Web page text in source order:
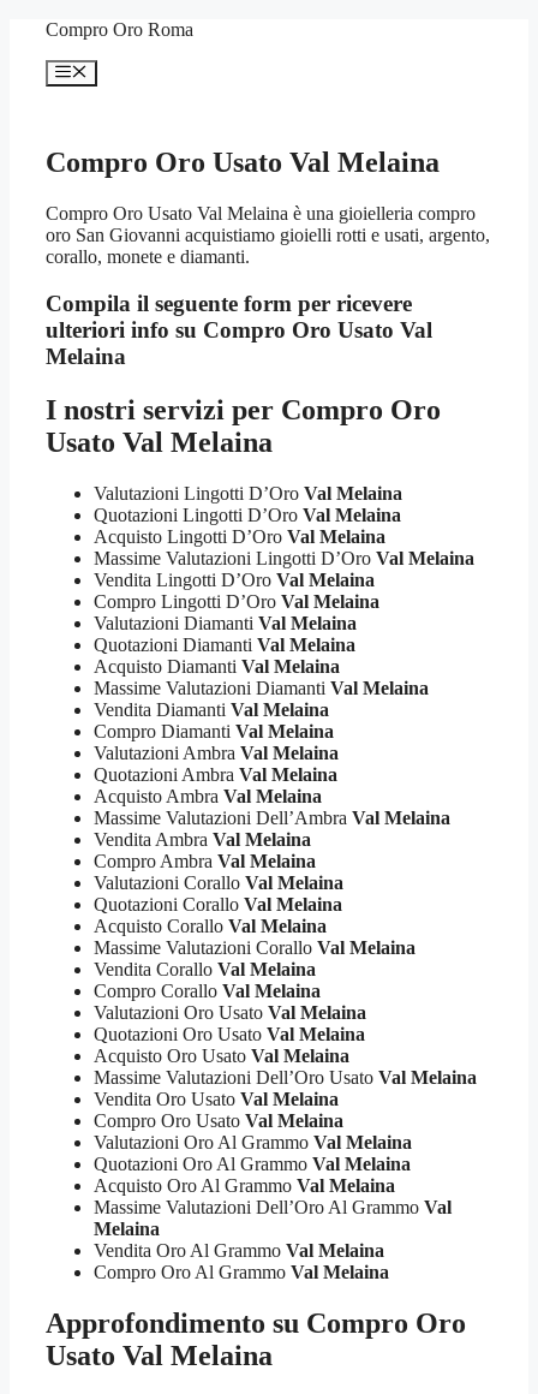
contenuto
Compro Oro Roma
Menu
Compro Oro Usato Val Melaina
Compro Oro Usato Val Melaina è una gioielleria compro
oro San Giovanni acquistiamo gioielli rotti e usati, argento,
corallo, monete e diamanti.
Compila il seguente form per ricevere
ulteriori info su Compro Oro Usato Val
Melaina
I nostri servizi per Compro Oro
Usato Val Melaina
Valutazioni Lingotti D’Oro Val Melaina
Quotazioni Lingotti D’Oro Val Melaina
Acquisto Lingotti D’Oro Val Melaina
Massime Valutazioni Lingotti D’Oro Val Melaina
Vendita Lingotti D’Oro Val Melaina
Compro Lingotti D’Oro Val Melaina
Valutazioni Diamanti Val Melaina
Quotazioni Diamanti Val Melaina
Acquisto Diamanti Val Melaina
Massime Valutazioni Diamanti Val Melaina
Vendita Diamanti Val Melaina
Compro Diamanti Val Melaina
Valutazioni Ambra Val Melaina
Quotazioni Ambra Val Melaina
Acquisto Ambra Val Melaina
Massime Valutazioni Dell’Ambra Val Melaina
Vendita Ambra Val Melaina
Compro Ambra Val Melaina
Valutazioni Corallo Val Melaina
Quotazioni Corallo Val Melaina
Acquisto Corallo Val Melaina
Massime Valutazioni Corallo Val Melaina
Vendita Corallo Val Melaina
Compro Corallo Val Melaina
Valutazioni Oro Usato Val Melaina
Quotazioni Oro Usato Val Melaina
Acquisto Oro Usato Val Melaina
Massime Valutazioni Dell’Oro Usato Val Melaina
Vendita Oro Usato Val Melaina
Compro Oro Usato Val Melaina
Valutazioni Oro Al Grammo Val Melaina
Quotazioni Oro Al Grammo Val Melaina
Acquisto Oro Al Grammo Val Melaina
Massime Valutazioni Dell’Oro Al Grammo Val
Melaina
Vendita Oro Al Grammo Val Melaina
Compro Oro Al Grammo Val Melaina
Approfondimento su Compro Oro
Usato Val Melaina